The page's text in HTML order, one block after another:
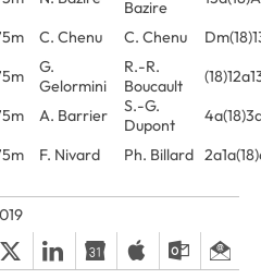
Bazire
C. Chenu C. Chenu
G.
Gelormini
R.-R.
Boucault
A. Barrier
S.-G.
Dupont
F. Nivard Ph. Billard